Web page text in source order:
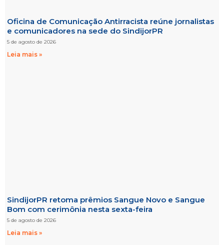
Oficina de Comunicação Antirracista reúne jornalistas
e comunicadores na sede do SindijorPR
5 de agosto de 2026
Leia mais »
SindijorPR retoma prêmios Sangue Novo e Sangue
Bom com cerimônia nesta sexta-feira
5 de agosto de 2026
Leia mais »